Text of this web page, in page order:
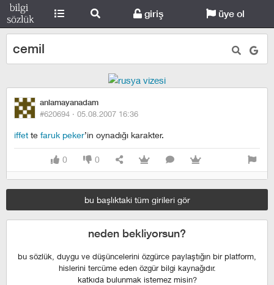
giriş üye ol
cemil
anlamayanadam
#620694 · 05.08.2007 16:36
iffet te faruk peker’in oynadığı karakter.
0 0
bu başlıktaki tüm girileri gör
neden bekliyorsun?
bu sözlük, duygu ve düşüncelerini özgürce paylaştığın bir platform,
hislerini tercüme eden özgür bilgi kaynağıdır.
katkıda bulunmak istemez misin?